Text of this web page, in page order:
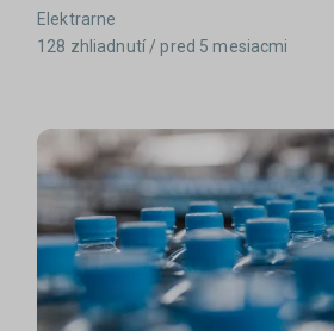
Elektrarne
128 zhliadnutí / pred 5 mesiacmi